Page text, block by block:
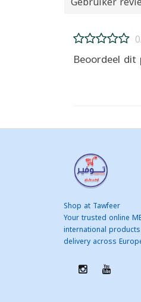
Beoordeel
Shop at Tawfeer
Your trusted online
international
delivery across